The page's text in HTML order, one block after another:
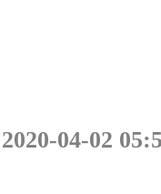
2020-04-02